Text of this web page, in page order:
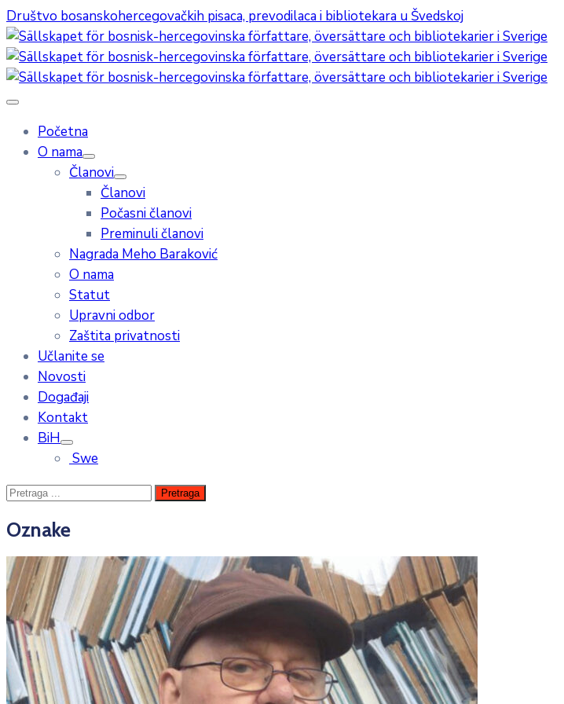
Društvo bosanskohercegovačkih pisaca, prevodilaca i bibliotekara u Švedskoj
Početna
O nama
Članovi
Članovi
Počasni članovi
Preminuli članovi
Nagrada Meho Baraković
O nama
Statut
Upravni odbor
Zaštita privatnosti
Učlanite se
Novosti
Događaji
Kontakt
BiH
Swe
Oznake